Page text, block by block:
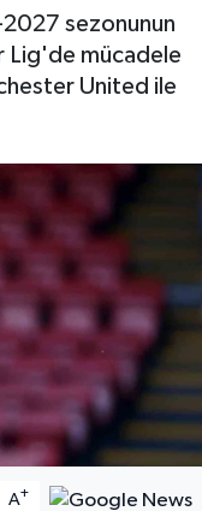
sezonunun
Lig'de mücadele
United ile
A+